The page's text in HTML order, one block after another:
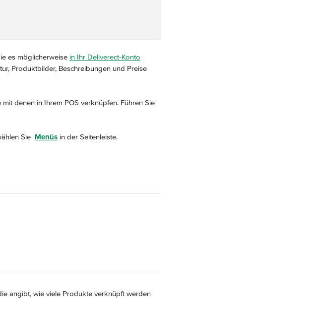
es möglicherweise in Ihr Deliverect-Konto
Produktbilder, Beschreibungen und Preise
denen in Ihrem POS verknüpfen. Führen Sie
Sie Menüs in der Seitenleiste.
angibt, wie viele Produkte verknüpft werden